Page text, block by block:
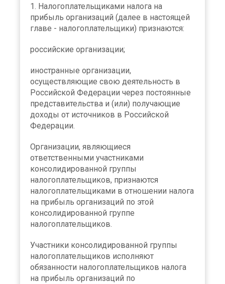
1. Налогоплательщиками налога на
прибыль организаций (далее в настоящей
главе - налогоплательщики) признаются:
российские организации;
иностранные организации,
осуществляющие свою деятельность в
Российской Федерации через постоянные
представительства и (или) получающие
доходы от источников в Российской
Федерации.
Организации, являющиеся
ответственными участниками
консолидированной группы
налогоплательщиков, признаются
налогоплательщиками в отношении налога
на прибыль организаций по этой
консолидированной группе
налогоплательщиков.
Участники консолидированной группы
налогоплательщиков исполняют
обязанности налогоплательщиков налога
на прибыль организаций по